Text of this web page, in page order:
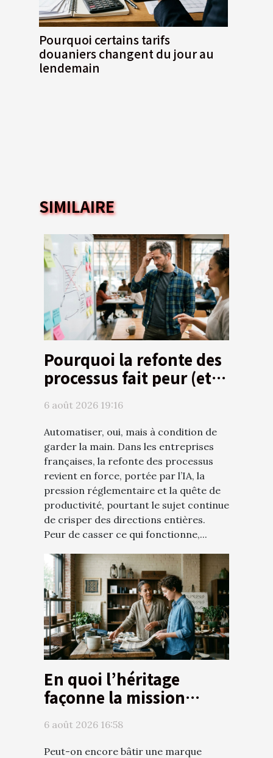
Pourquoi certains tarifs
douaniers changent du jour au
lendemain
SIMILAIRE
Pourquoi la refonte des
processus fait peur (et
comment y remédier)
6 août 2026 19:16
Automatiser, oui, mais à condition de
garder la main. Dans les entreprises
françaises, la refonte des processus
revient en force, portée par l’IA, la
pression réglementaire et la quête de
productivité, pourtant le sujet continue
de crisper des directions entières.
Peur de casser ce qui fonctionne,...
En quoi l’héritage
façonne la mission
d’une boutique
contemporaine
6 août 2026 16:58
Peut-on encore bâtir une marque